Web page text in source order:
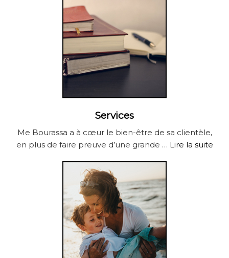
Services
Me Bourassa a à cœur le bien-être de sa clientèle,
en plus de faire preuve d’une grande … Lire la suite